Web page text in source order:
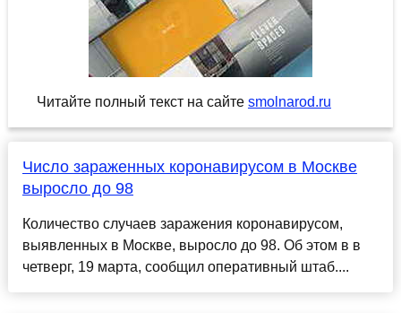
Читайте полный текст на сайте smolnarod.ru
Число зараженных коронавирусом в Москве
выросло до 98
Количество случаев заражения коронавирусом,
выявленных в Москве, выросло до 98. Об этом в в
четверг, 19 марта, сообщил оперативный штаб....